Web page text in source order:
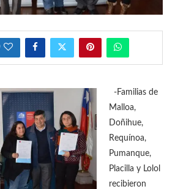
-Familias de
Malloa,
Doñihue,
Requínoa,
Pumanque,
Placilla y Lolol
recibieron